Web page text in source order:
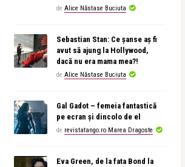
de Alice Năstase Buciuta
Sebastian Stan: Ce șanse aș fi
avut să ajung la Hollywood,
dacă nu era mama mea?!
de Alice Năstase Buciuta
Gal Gadot – femeia fantastică
pe ecran și dincolo de el
de revistatango.ro Marea Dragoste
Eva Green, de la fata Bond la